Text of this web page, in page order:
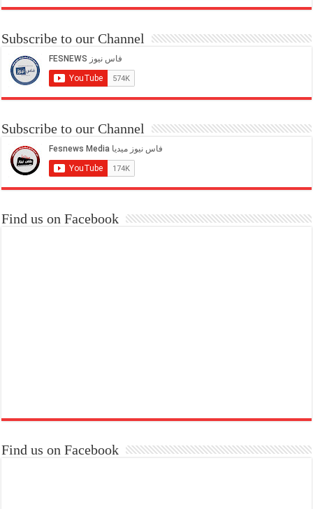
Subscribe to our Channel
Subscribe to our Channel
Find us on Facebook
Find us on Facebook